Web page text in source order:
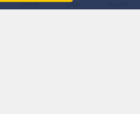
عواجل المباشر